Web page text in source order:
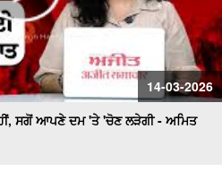
14-03-2026
ਸਗੋਂ ਆਪਣੇ ਦਮ 'ਤੇ 'ਚੋਣ ਲੜੇਗੀ - ਅਮਿਤ